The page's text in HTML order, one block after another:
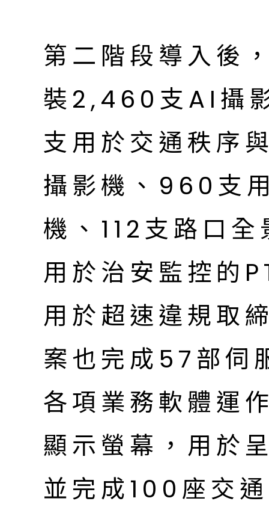
第二階段導入後
裝2,460支AI攝
支用於交通秩序
攝影機、960支
機、112支路口
用於治安監控的
用於超速違規取
案也完成57部伺
各項業務軟體運
顯示螢幕，用於
並完成100座交